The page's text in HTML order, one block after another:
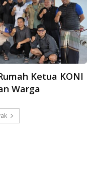
Ketua KONI
Warga